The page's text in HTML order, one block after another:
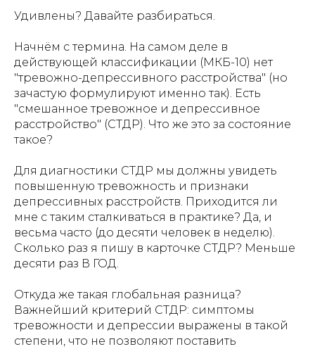
Удивлены? Давайте разбираться.
Начнём с термина. На самом деле в
действующей классификации (МКБ-10) нет
"тревожно-депрессивного расстройства" (но
зачастую формулируют именно так). Есть
"смешанное тревожное и депрессивное
расстройство" (СТДР). Что же это за состояние
такое?
Для диагностики СТДР мы должны увидеть
повышенную тревожность и признаки
депрессивных расстройств. Приходится ли
мне с таким сталкиваться в практике? Да, и
весьма часто (до десяти человек в неделю).
Сколько раз я пишу в карточке СТДР? Меньше
десяти раз В ГОД.
Откуда же такая глобальная разница?
Важнейший критерий СТДР: симптомы
тревожности и депрессии выражены в такой
степени, что не позволяют поставить